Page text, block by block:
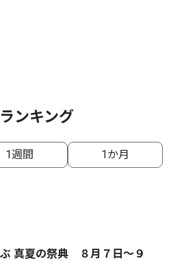
ンキング
1週間 1か月
真夏の祭典 ８月７日〜９